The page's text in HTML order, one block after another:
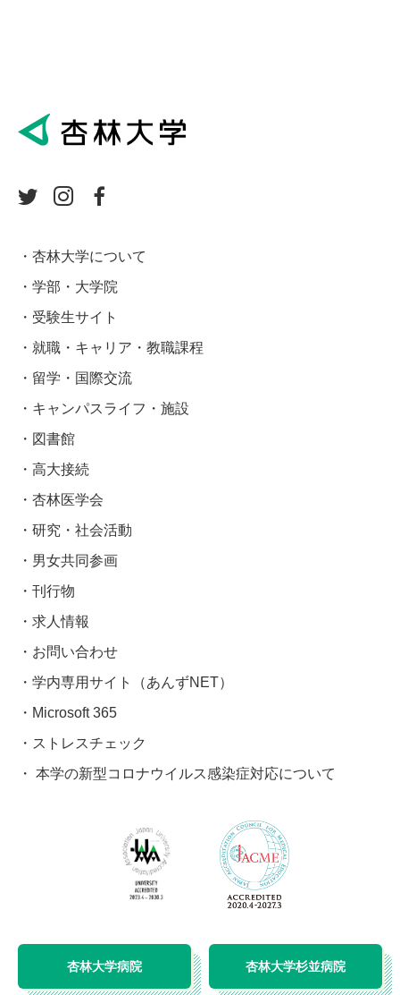
杏林大学について
学部・大学院
受験生サイト
就職・キャリア・教職課程
留学・国際交流
キャンパスライフ・施設
図書館
高大接続
杏林医学会
研究・社会活動
男女共同参画
刊行物
求人情報
お問い合わせ
学内専用サイト（あんずNET）
Microsoft 365
ストレスチェック
本学の新型コロナウイルス感染症対応について
杏林大学病院 杏林大学杉並病院